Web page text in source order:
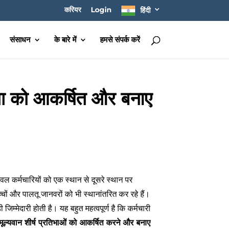
करियर Login हिंदी
संसाधन के बारे में हमसे संपर्क करें
को आकर्षित और बनाए
कर्मचारियों को एक स्थान से दूसरे स्थान पर
और पालतू जानवरों को भी स्थानांतरित कर रहे हैं।
होती है। यह बहुत महत्वपूर्ण है कि कर्मचारी
शीर्ष प्रतिभाओं को आकर्षित करने और बनाए